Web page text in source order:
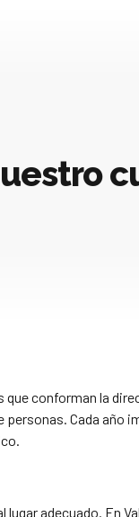
conforman la
Cada año
adecuado. En